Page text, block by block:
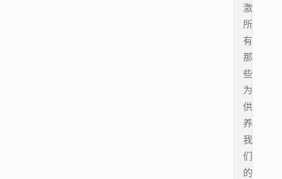
激
所
有
那
些
为
供
养
我
们
的